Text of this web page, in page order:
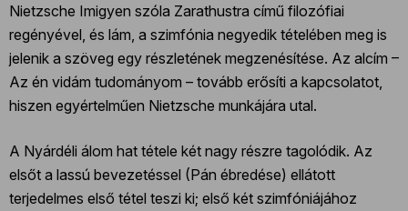
Nietzsche Imigyen szóla Zarathustra című filozófiai
regényével, és lám, a szimfónia negyedik tételében meg is
jelenik a szöveg egy részletének megzenésítése. Az alcím –
Az én vidám tudományom – tovább erősíti a kapcsolatot,
hiszen egyértelműen Nietzsche munkájára utal.
A Nyárdéli álom hat tétele két nagy részre tagolódik. Az
elsőt a lassú bevezetéssel (Pán ébredése) ellátott
terjedelmes első tétel teszi ki; első két szimfóniájához